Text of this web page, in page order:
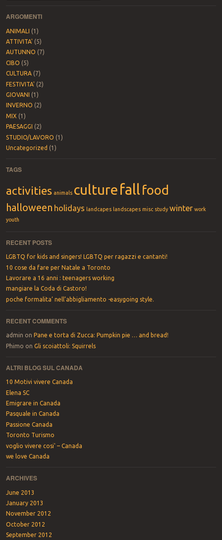
ARGOMENTI
ANIMALI (1)
ATTIVITA' (5)
AUTUNNO (7)
CIBO (5)
CULTURA(7)
FESTIVITA' (2)
GIOVANI (1)
INVERNO (2)
MIX (1)
PAESAGGI
(2)
STUDIO/LAVORO (1)
Uncategorized (1)
TAGS
activities animals culturefall food
halloween holidays landcapes landscapes misc study winter work
youth
RECENT POSTS
LGBTQ for kids and singers! LGBTQ per ragazzi e cantanti!
10 cose da fare per Natale a Toronto
Lavorare a 16 anni : teenagers working
mangiare la Coda di Castoro!
poche formalita’ nell’abbigliamento -easygoing style.
RECENT COMMENTS
admin on Pane e torta di Zucca: Pumpkin pie … and bread!
Phimo on Gli scoiattoli: Squirrels
ALTRI BLOG SUL CANADA
10 Motivi vivere Canada
Elena SC
Emigrare in Canada
Pasquale in Canada
Passione Canada
Toronto Turismo
voglio vivere cosi' – Canada
we love Canada
ARCHIVES
June 2013
January 2013
November 2012
October 2012
September 2012